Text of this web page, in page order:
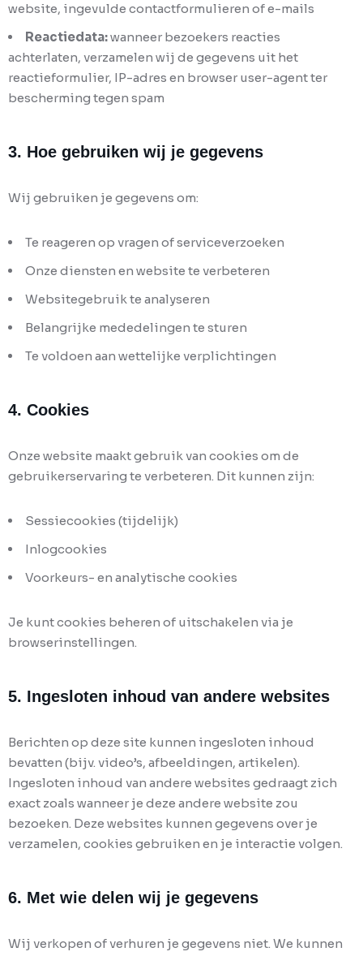
website, ingevulde contactformulieren of e-mails
Reactiedata:wanneer bezoekers reacties
achterlaten, verzamelen wij de gegevens uit het
reactieformulier, IP-adres en browser user-agent ter
bescherming tegen spam
3. Hoe gebruiken wij je gegevens
Wij gebruiken je gegevens om:
Te reageren op vragen of serviceverzoeken
Onze diensten en website te verbeteren
Websitegebruik te analyseren
Belangrijke mededelingen te sturen
Te voldoen aan wettelijke verplichtingen
4. Cookies
Onze website maakt gebruik van cookies om de
gebruikerservaring te verbeteren. Dit kunnen zijn:
Sessiecookies (tijdelijk)
Inlogcookies
Voorkeurs- en analytische cookies
Je kunt cookies beheren of uitschakelen via je
browserinstellingen.
5. Ingesloten inhoud van andere websites
Berichten op deze site kunnen ingesloten inhoud
bevatten (bijv. video’s, afbeeldingen, artikelen).
Ingesloten inhoud van andere websites gedraagt zich
exact zoals wanneer je deze andere website zou
bezoeken. Deze websites kunnen gegevens over je
verzamelen, cookies gebruiken en je interactie volgen.
6. Met wie delen wij je gegevens
Wij verkopen of verhuren je gegevens niet. We kunnen